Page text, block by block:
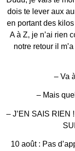
dois te lever aux
en portant des
A à Z, je n’ai rien
notre retour il
– Va
– Mais
– J’EN SAIS RIEN
10 août : Pas